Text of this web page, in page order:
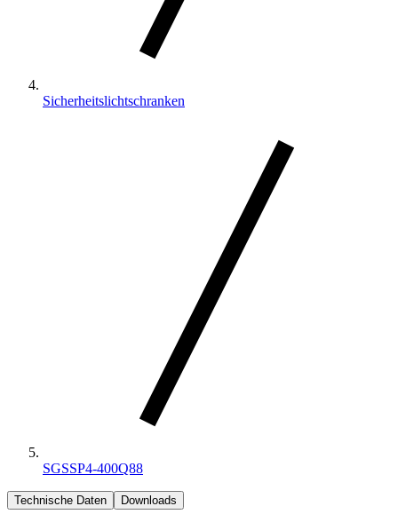
Sicherheitslichtschranken
SGSSP4-400Q88
Technische Daten Downloads